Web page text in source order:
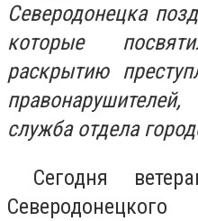
Северодонецка
которые
раскрытию
служба отдела
Сегодня